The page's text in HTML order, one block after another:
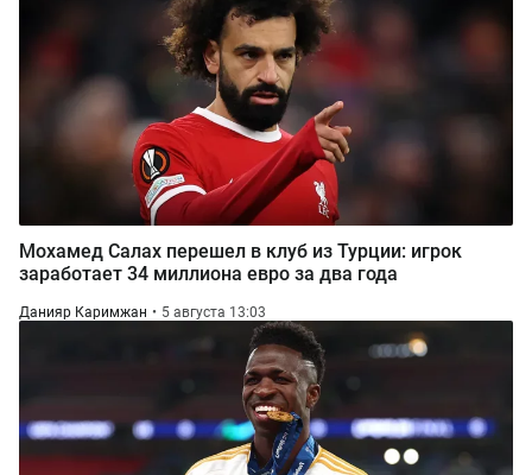
Мохамед Салах перешел в клуб из Турции: игрок
заработает 34 миллиона евро за два года
Данияр Каримжан 5 августа 13:03